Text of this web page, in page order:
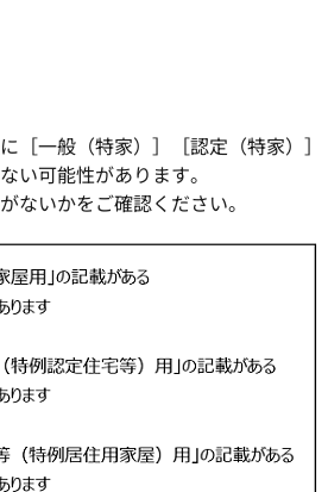
一般（特家）］［認定（特家）］
い可能性があります。
ないかをご確認ください。